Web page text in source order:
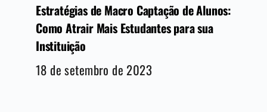
Estratégias de Macro Captação de Alunos:
Como Atrair Mais Estudantes para sua
Instituição
18 de setembro de 2023